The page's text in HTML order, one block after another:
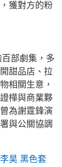
獲對方的粉
部劇集，多
甜品店、拉
相關生意，
樺與商業夥
為謝霆鋒演
與公關協調
昊 黑色套